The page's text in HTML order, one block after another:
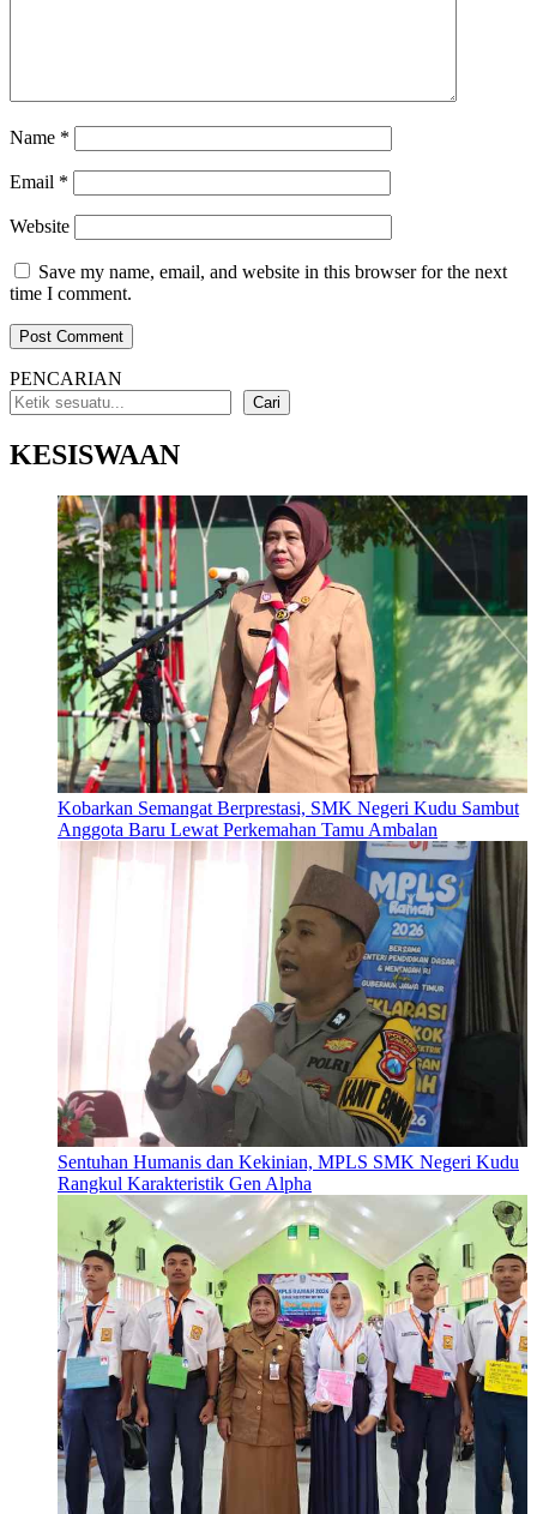
Name *
Email *
Website
Save my name, email, and website in this browser for the next
time I comment.
PENCARIAN
Cari
KESISWAAN
Kobarkan Semangat Berprestasi, SMK Negeri Kudu Sambut
Anggota Baru Lewat Perkemahan Tamu Ambalan
Sentuhan Humanis dan Kekinian, MPLS SMK Negeri Kudu
Rangkul Karakteristik Gen Alpha